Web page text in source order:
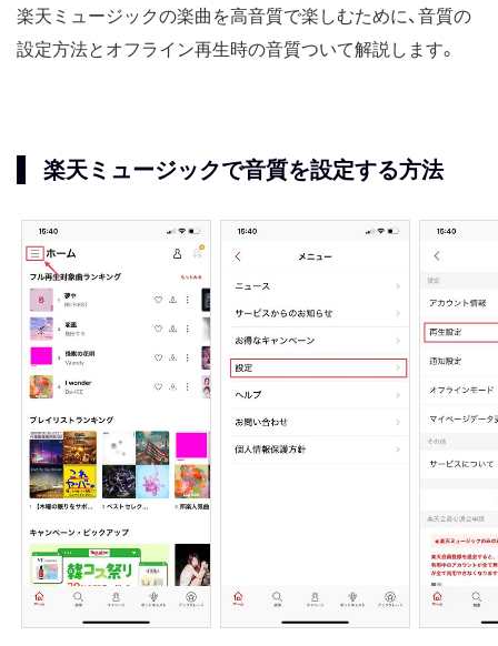
楽天ミュージックの楽曲を高音質で楽しむために、音質の
設定方法とオフライン再生時の音質ついて解説します。
楽天ミュージックで音質を設定する方法